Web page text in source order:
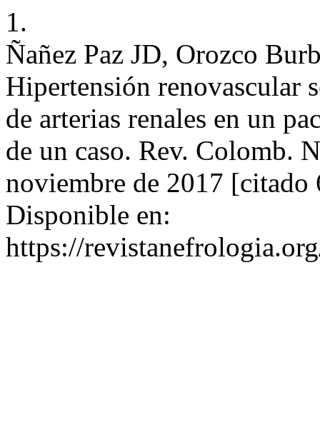
1.
Ñañez Paz JD, Orozco
Hipertensión renovascular
de arterias renales en un
de un caso. Rev. Colomb.
noviembre de 2017
Disponible en:
https://